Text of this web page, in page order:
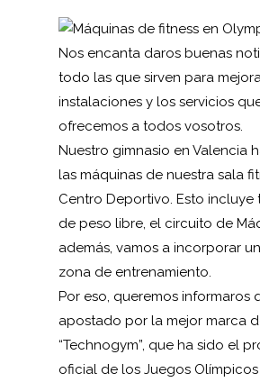
Nos encanta daros buenas
todo las que sirven para
instalaciones y los servicios
ofrecemos a todos vosotros.
Nuestro gimnasio en Valencia
las máquinas de nuestra sala
Centro Deportivo. Esto
de peso libre, el circuito de
además, vamos a incorporar
zona de entrenamiento.
Por eso, queremos informaros
apostado por la mejor marca
“Technogym”, que ha sido el
oficial de los Juegos